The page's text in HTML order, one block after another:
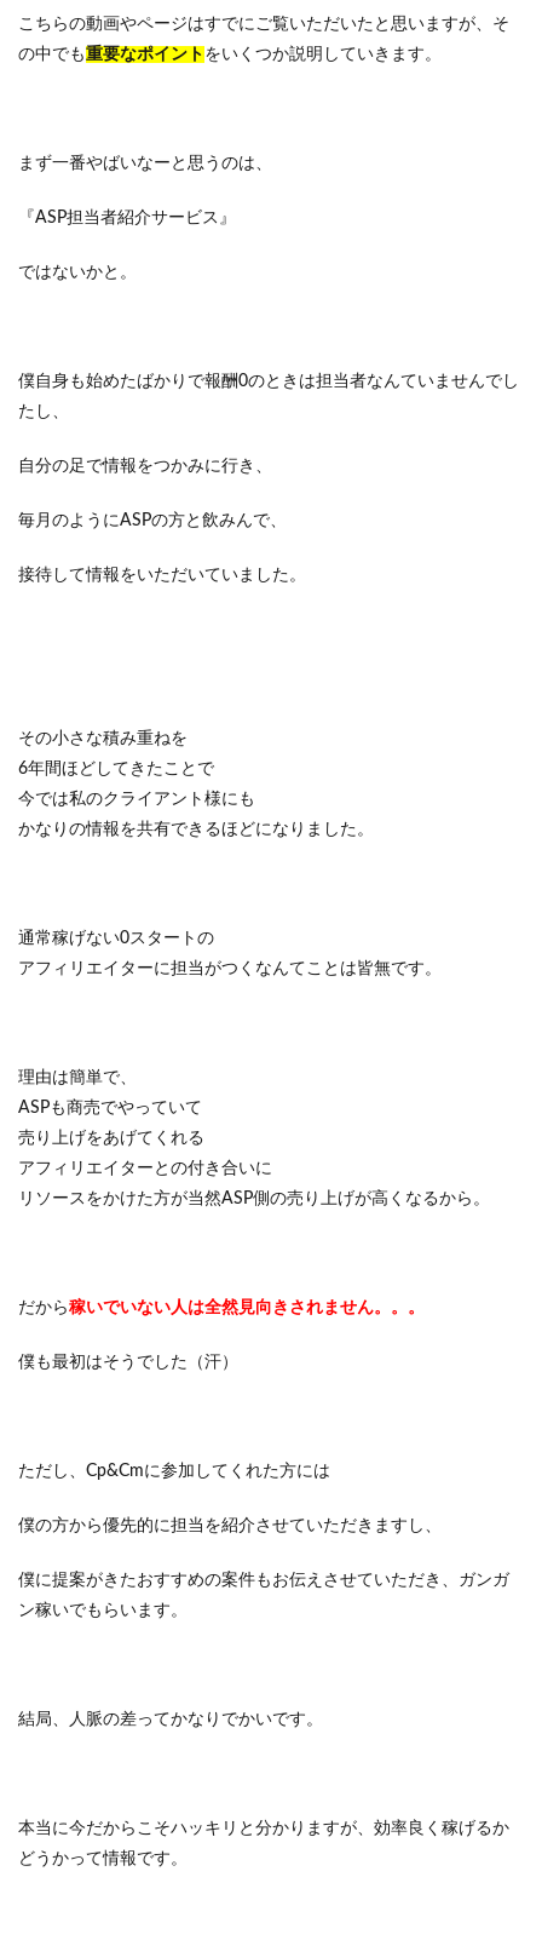
こちらの動画やページはすでにご覧いただいたと思いますが、そ
の中でも重要なポイント をいくつか説明していきます。
まず一番やばいなーと思うのは、
『ASP担当者紹介サービス』
ではないかと。
僕自身も始めたばかりで報酬0のときは担当者なんていませんでし
たし、
自分の足で情報をつかみに行き、
毎月のようにASPの方と飲みんで、
接待して情報をいただいていました。
その小さな積み重ねを
6年間ほどしてきたことで
今では私のクライアント様にも
かなりの情報を共有できるほどになりました。
通常稼げない0スタートの
アフィリエイターに担当がつくなんてことは皆無です。
理由は簡単で、
ASPも商売でやっていて
売り上げをあげてくれる
アフィリエイターとの付き合いに
リソースをかけた方が当然ASP側の売り上げが高くなるから。
だから稼いでいない人は全然見向きされません。。。
僕も最初はそうでした（汗）
ただし、Cp&Cmに参加してくれた方には
僕の方から優先的に担当を紹介させていただきますし、
僕に提案がきたおすすめの案件もお伝えさせていただき、ガンガ
ン稼いでもらいます。
結局、人脈の差ってかなりでかいです。
本当に今だからこそハッキリと分かりますが、効率良く稼げるか
どうかって情報です。